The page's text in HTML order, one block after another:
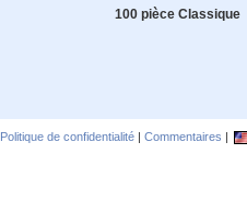
100 pièce Classique
Politique de confidentialité | Commentaires |